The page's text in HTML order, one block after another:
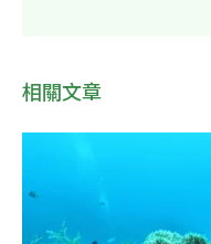
相關文章